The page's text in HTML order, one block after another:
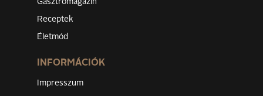
Gasztromagazin
Receptek
Életmód
INFORMÁCIÓK
Impresszum